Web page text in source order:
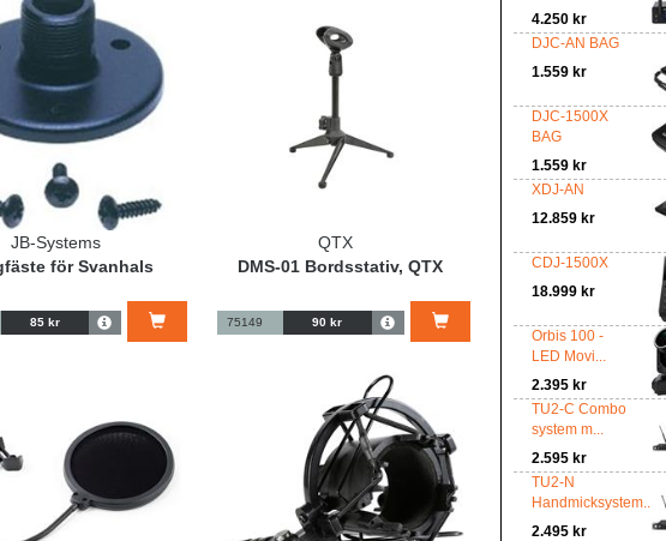
4.250 kr
DJC-AN BAG
1.559 kr
DJC-1500X
BAG
1.559 kr
XDJ-AN
12.859 kr
CDJ-1500X
18.999 kr
Orbis 100 -
LED Movi...
2.395 kr
TU2-C Combo
system m...
2.595 kr
TU2-N
Handmicksystem...
2.495 kr
JB-Systems
för Svanhals
85 kr
QTX
DMS-01 Bordsstativ, QTX
75149 90 kr